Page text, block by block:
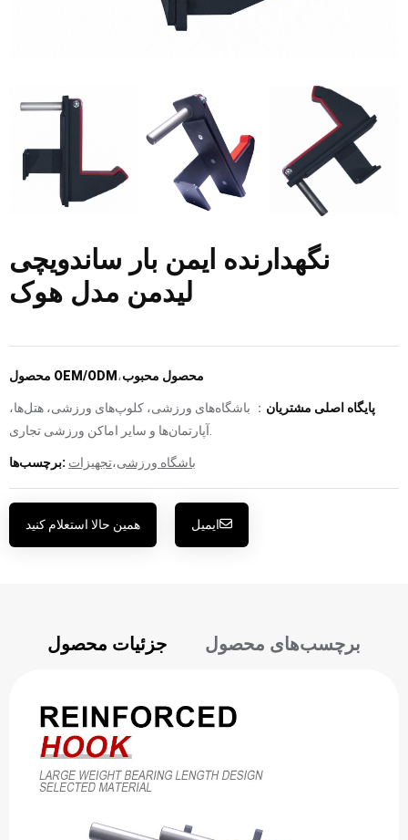
نگهدارنده ایمن بار ساندویچی
لیدمن مدل هوک
محصول OEM/ODM ،محصول محبوب
پایگاه اصلی مشتریان ： باشگاه‌های ورزشی، کلوپ‌های ورزشی، هتل‌ها،
برچسب‌ها: تجهیزات،باشگاه ورزشی
همین حالا استعلام کنید ایمیل
جزئیات محصول برچسب‌های محصول